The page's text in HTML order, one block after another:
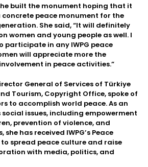
built the monument hoping that it
peace monument for the
She said, “It will definitely
women and young people as well. I
participate in any IWPG peace
will appreciate more the
in peace activities.”
General of Services of Türkiye
Tourism, Copyright Office, spoke of
to accomplish world peace. As an
issues, including empowerment
prevention of violence, and
has received IWPG’s Peace
spread peace culture and raise
with media, politics, and